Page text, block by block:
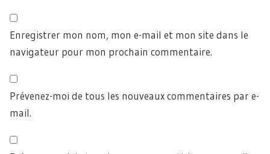
Enregistrer mon nom, mon e-mail et mon site dans le
navigateur pour mon prochain commentaire.
Prévenez-moi de tous les nouveaux commentaires par e-
mail.